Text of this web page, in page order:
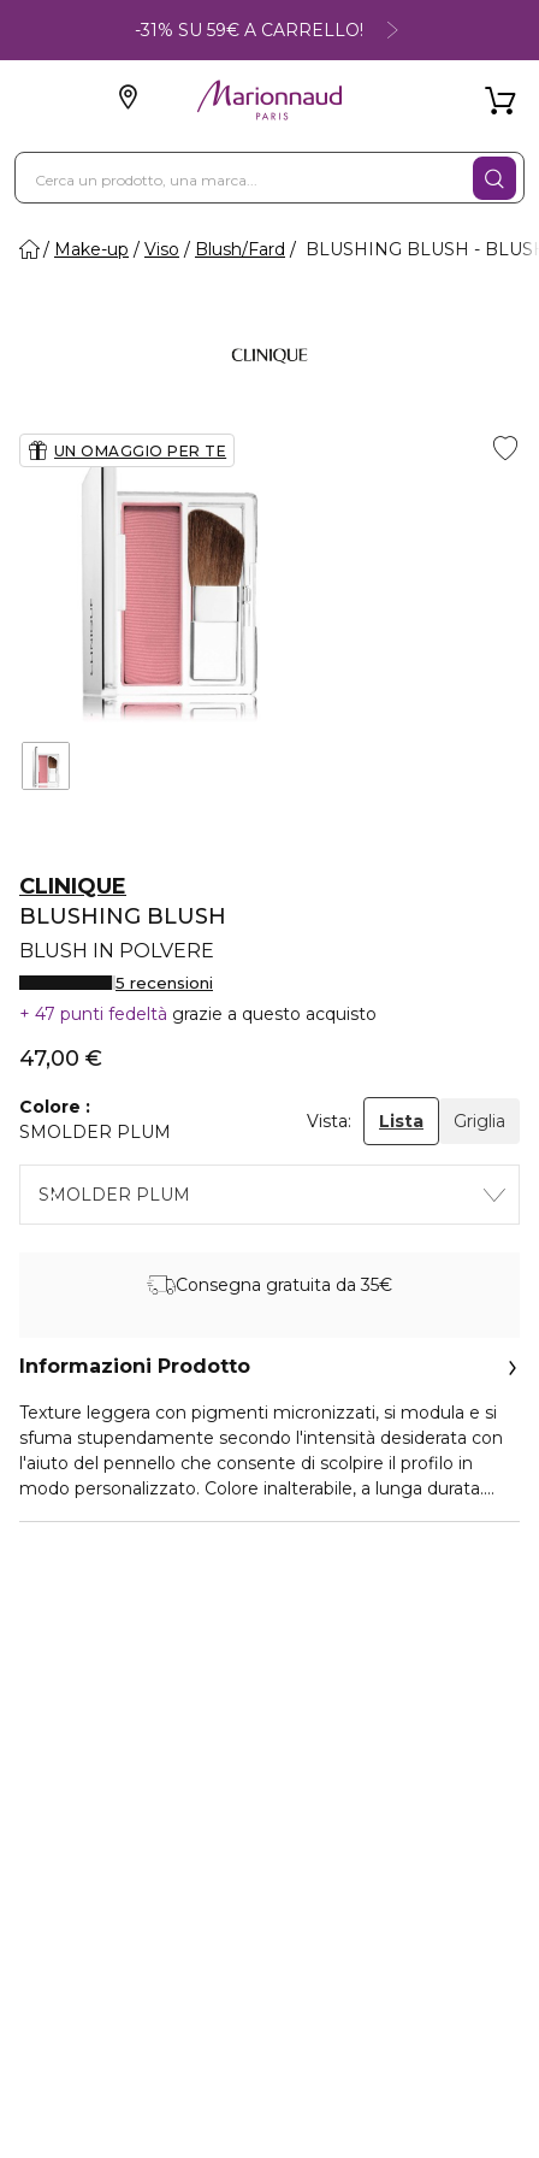
-31% SU 59€ A CARRELLO!
Make-up Viso Blush/Fard BLUSHING BLUSH -
UN OMAGGIO PER TE
CLINIQUE
BLUSHING BLUSH
BLUSH IN POLVERE
5 recensioni
47 punti fedeltà grazie a questo acquisto
47,00 €
Colore
SMOLDER PLUM
Vista: Lista Griglia
SMOLDER PLUM
Consegna gratuita da 35€
Informazioni Prodotto
Texture leggera con pigmenti micronizzati, si modula e si
sfuma stupendamente secondo l'intensità desiderata con
l'aiuto del pennello che consente di scolpire il profilo in
modo personalizzato. Colore inalterabile, a lunga durata.